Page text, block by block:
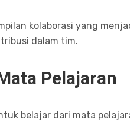
kolaborasi yang
dalam tim.
Pelajaran
belajar dari mata